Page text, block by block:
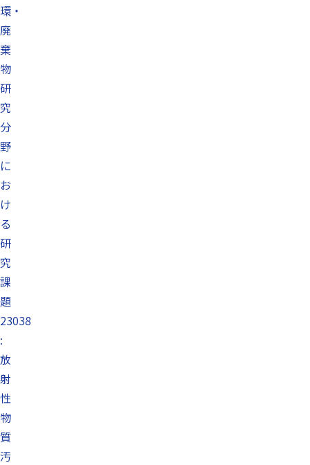
環・
廃
棄
物
研
究
分
野
に
お
け
る
研
究
課
題
23038
:
放
射
性
物
質
汚